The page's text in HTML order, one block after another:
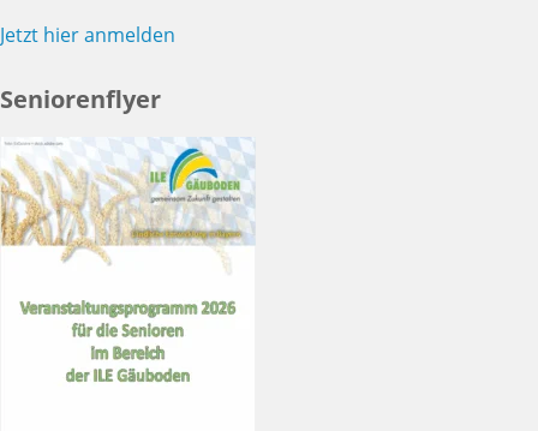
Jetzt hier anmelden
Seniorenflyer